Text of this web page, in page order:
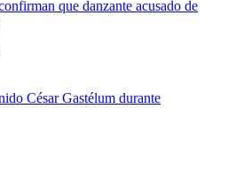
que danzante acusado de
César Gastélum durante